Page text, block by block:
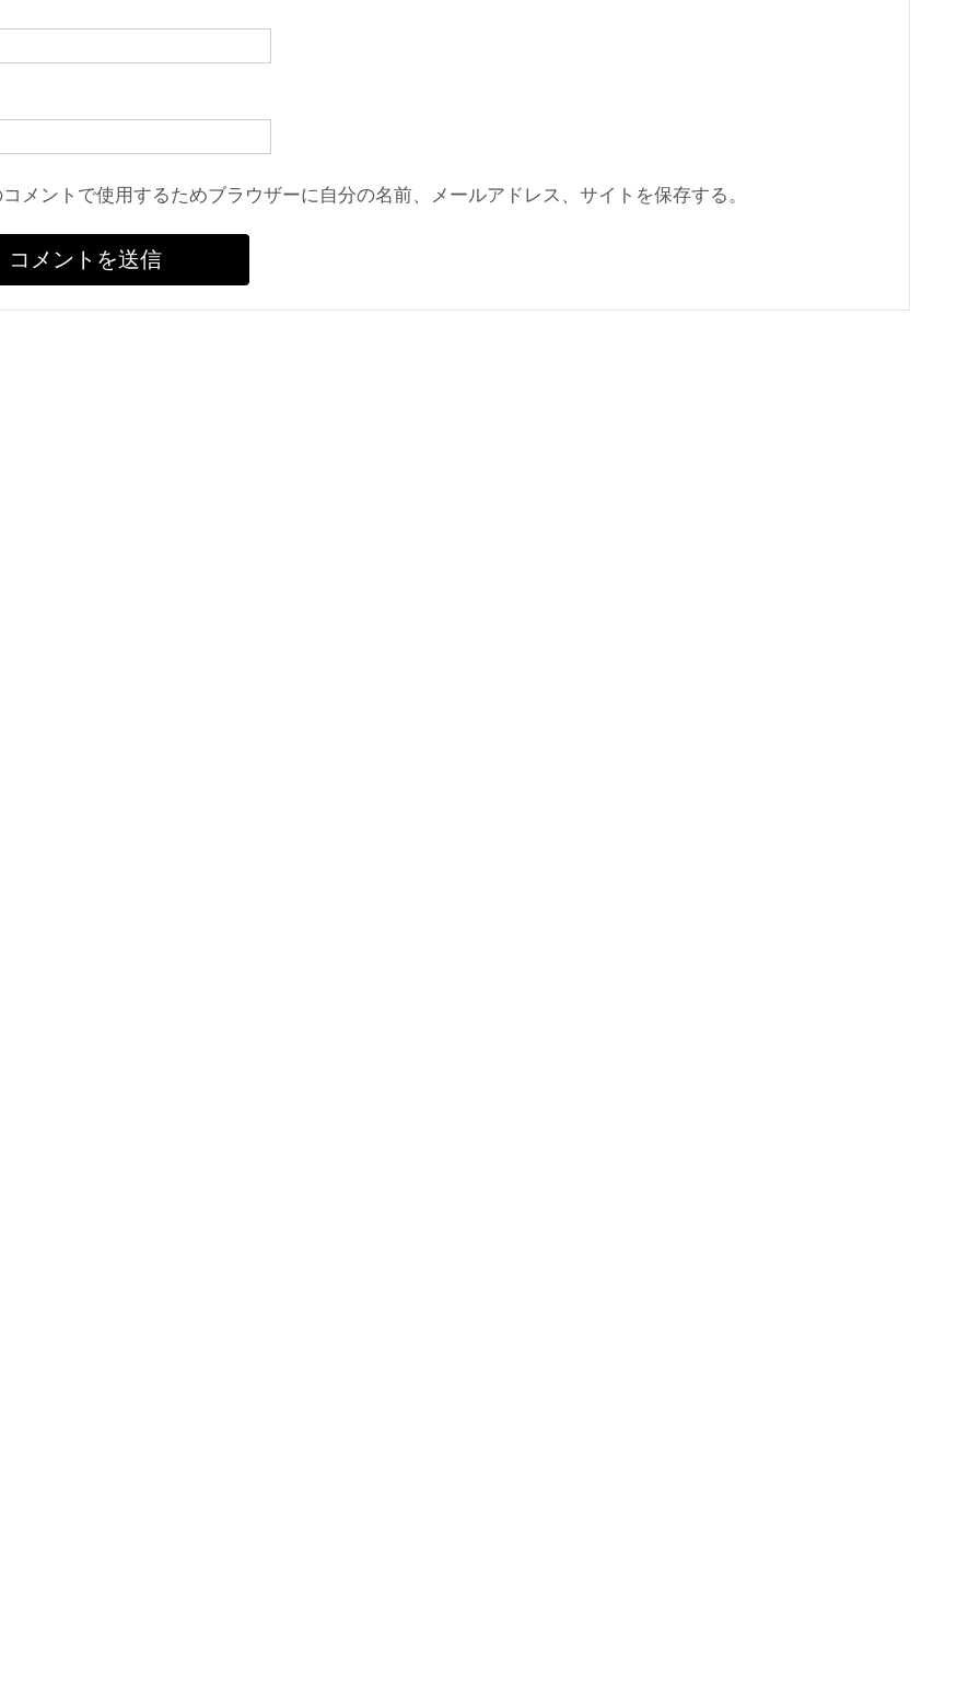
メントで使用するためブラウザーに自分の名前、メールアドレス、サイトを保存する。